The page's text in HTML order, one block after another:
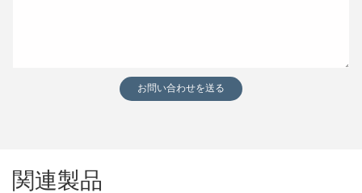
お問い合わせを送る
関連製品